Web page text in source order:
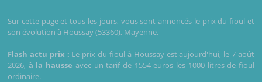
Sur cette page et tous les jours, vous sont annoncés le prix du fioul et
son évolution à Houssay (53360), Mayenne.
Flash actu prix : Le prix du fioul à Houssay est aujourd'hui, le 7 août
2026, à la hausse avec un tarif de 1554 euros les 1000 litres de fioul
ordinaire.